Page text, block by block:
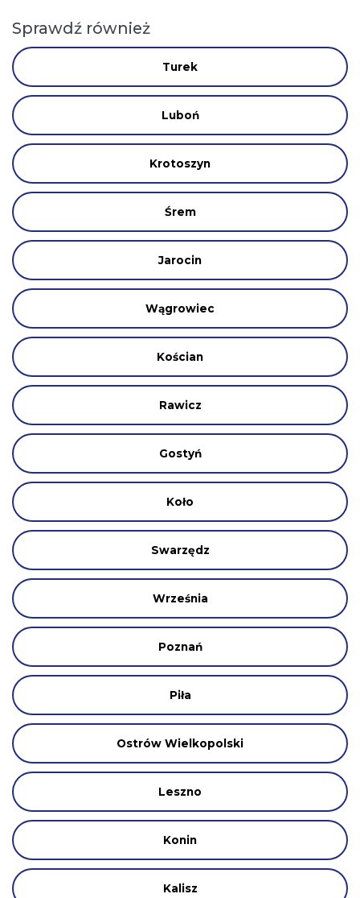
Sprawdź również
Turek
Luboń
Krotoszyn
Śrem
Jarocin
Wągrowiec
Kościan
Rawicz
Gostyń
Koło
Swarzędz
Września
Poznań
Piła
Ostrów Wielkopolski
Leszno
Konin
Kalisz